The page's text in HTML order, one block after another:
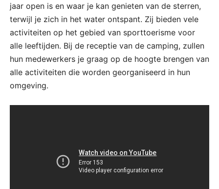
jaar open is en waar je kan genieten van de sterren,
terwijl je zich in het water ontspant. Zij bieden vele
activiteiten op het gebied van sporttoerisme voor
alle leeftijden. Bij de receptie van de camping, zullen
hun medewerkers je graag op de hoogte brengen van
alle activiteiten die worden georganiseerd in hun
omgeving.